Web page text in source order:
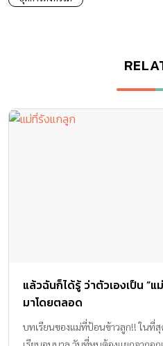
แล้วฉันก็ได้รู้ ว่าตัวเองเป็น “
มาโดยตลอด
บทเรียนของแม่ที่ป้อนข้าวลูก!! ในที่สุ